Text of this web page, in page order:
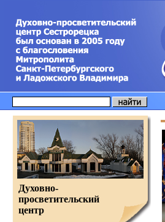
Духовно-
просветительский
центр